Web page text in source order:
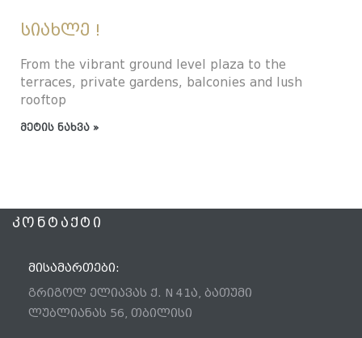
ᲡᲘᲐᲮᲚᲔ !
From the vibrant ground level plaza to the
terraces, private gardens, balconies and lush
rooftop
მეტის ნახვა »
ᲙᲝᲜᲢᲐᲥᲢᲘ
ᲛᲘᲡᲐᲛᲐᲠᲗᲔᲑᲘ:
გრიგოლ ელიავას ქ. N 41ა, ბათუმი
ლუბლიანას 56, თბილისი